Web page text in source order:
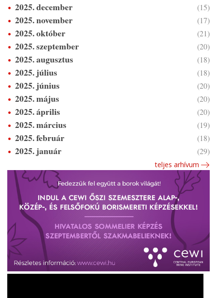
2025. december (15)
2025. november (17)
2025. október (21)
2025. szeptember (20)
2025. augusztus (18)
2025. július (18)
2025. június (20)
2025. május (20)
2025. április (20)
2025. március (19)
2025. február (18)
2025. január (29)
teljes arhívum